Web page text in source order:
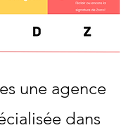
une agence
dans